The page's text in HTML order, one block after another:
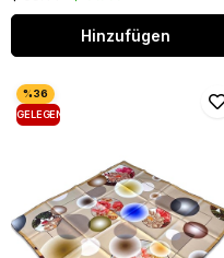
Hinzufügen
GELEGENHEIT